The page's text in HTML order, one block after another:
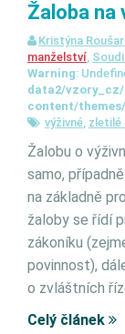
Žaloba na
Kristýna
manželství,
Warning:
data2/
content/
výživné, zletilé
Žalobu o
samo,
na základně
žaloby se řídí
zákoníku
povinnost),
o zvláštních
Celý článek